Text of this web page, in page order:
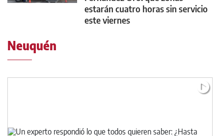
estarán cuatro horas sin servicio
este viernes
Neuquén